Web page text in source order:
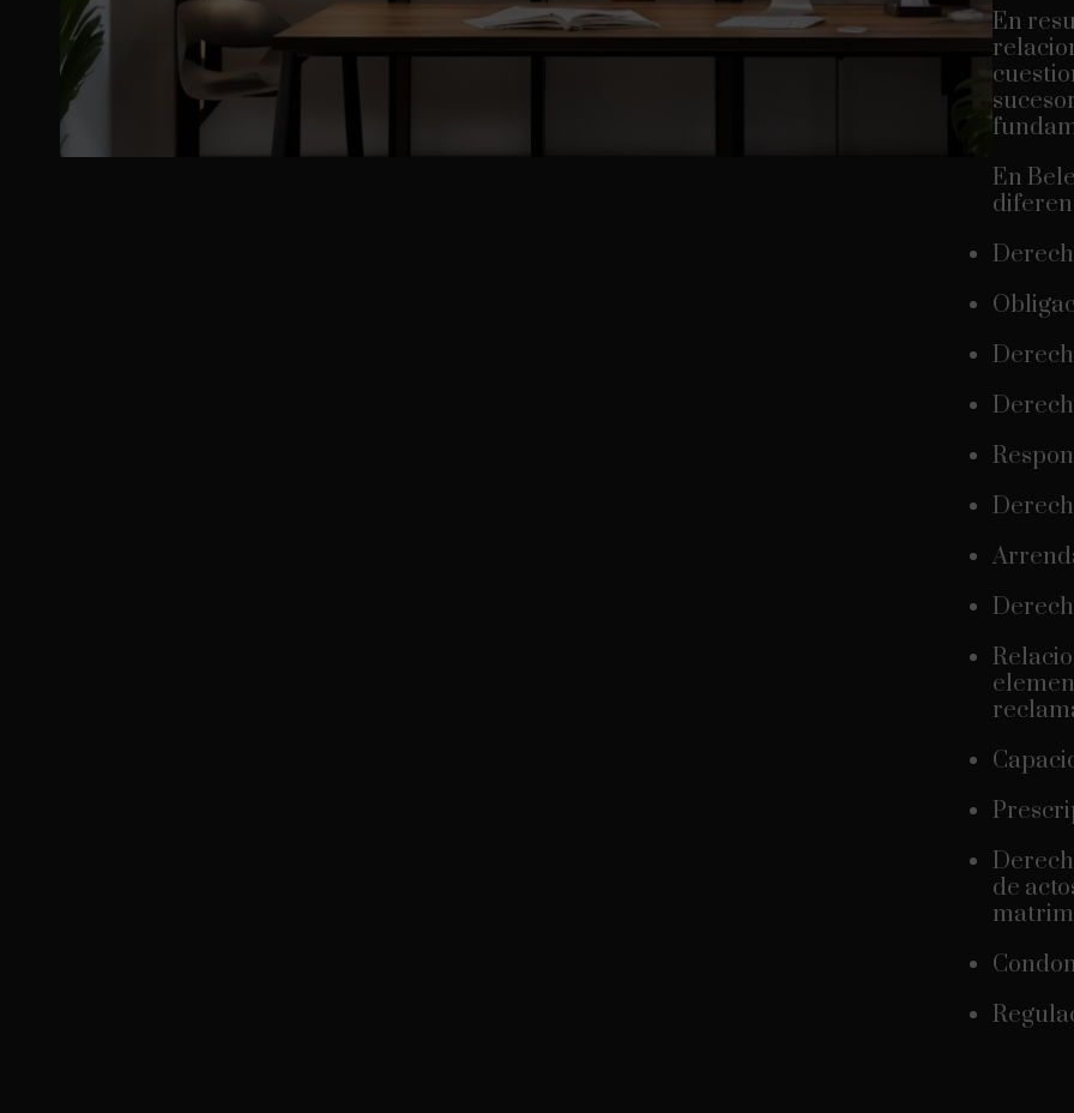
En
En
de